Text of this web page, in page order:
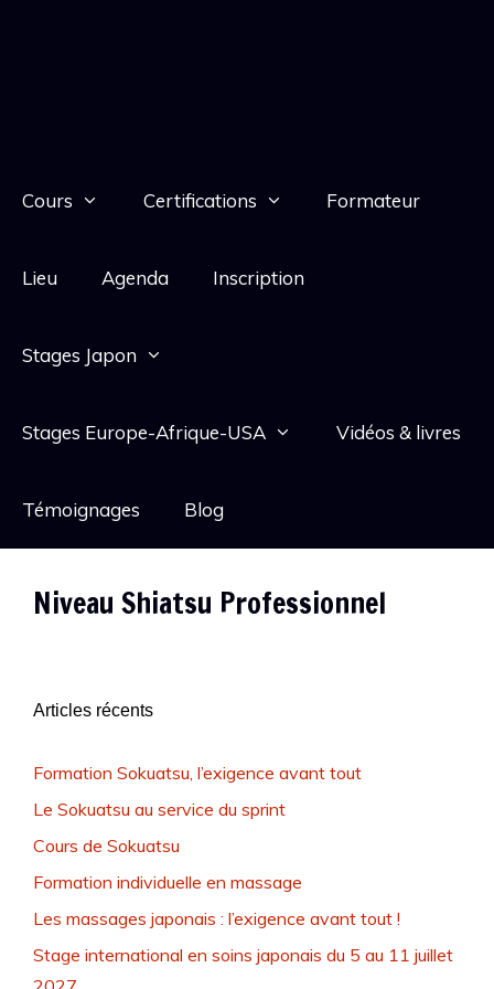
Cours Certifications Formateur
Lieu Agenda Inscription
Stages Japon
Stages Europe-Afrique-USA Vidéos & livres
Témoignages Blog
Niveau Shiatsu Professionnel
Articles récents
Formation Sokuatsu, l’exigence avant tout
Le Sokuatsu au service du sprint
Cours de Sokuatsu
Formation individuelle en massage
Les massages japonais : l’exigence avant tout !
Stage international en soins japonais du 5 au 11 juillet